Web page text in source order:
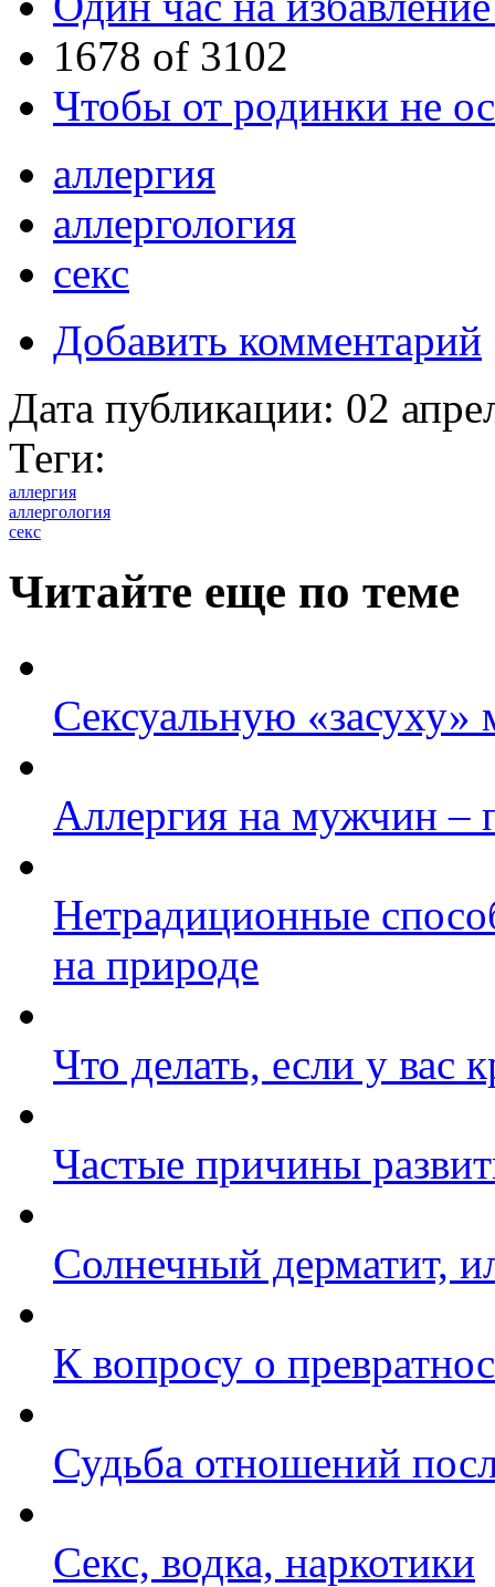
1678 of 3102
Чтобы от родинки не
аллергия
аллергология
секс
Добавить комментарий
Дата публикации: 02
Теги:
аллергия
аллергология
секс
Читайте еще по теме
Cексуальную
Аллергия на мужчин –
Нетрадиционные
на природе
Что делать, если у вас
Частые причины
Солнечный дерматит,
К вопросу о
Судьба отношений
Секс, водка, наркотики